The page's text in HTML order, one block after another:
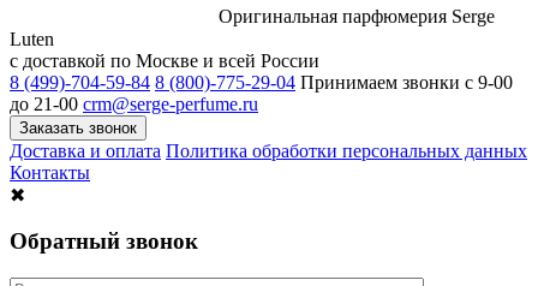
Оригинальная парфюмерия Serge
Luten
с доставкой по Москве и всей России
8 (499)-704-59-84 8 (800)-775-29-04 Принимаем звонки c 9-00
до 21-00 crm@serge-perfume.ru
Заказать звонок
Доставка и оплата Политика обработки персональных данных
Контакты
✖
Обратный звонок